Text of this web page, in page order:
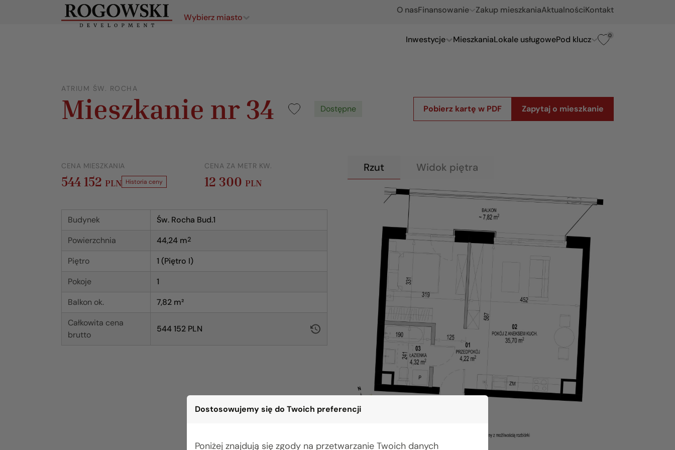
Dostosowujemy się do Twoich preferencji
Poniżej znajdują się zgody na przetwarzanie Twoich danych
O nasFinansowanie Zakup mieszkaniaAktualnościKontakt
Wybierz miasto
Inwestycje MieszkaniaLokale usługowePod klucz 0
ATRIUM ŚW. ROCHA
Mieszkanie nr 34 Dostępne Pobierz kartę w PDF Zapytaj o mieszkanie
CENA MIESZKANIA
544 152 PLN Historia ceny
CENA ZA METR KW.
12 300 PLN
Budynek
Św. Rocha Bud.1
Powierzchnia
44,24 m2
Piętro
1 (Piętro I)
Pokoje
1
Balkon ok.
7,82 m²
Całkowita cena
brutto
544 152 PLN
Rzut Widok piętra